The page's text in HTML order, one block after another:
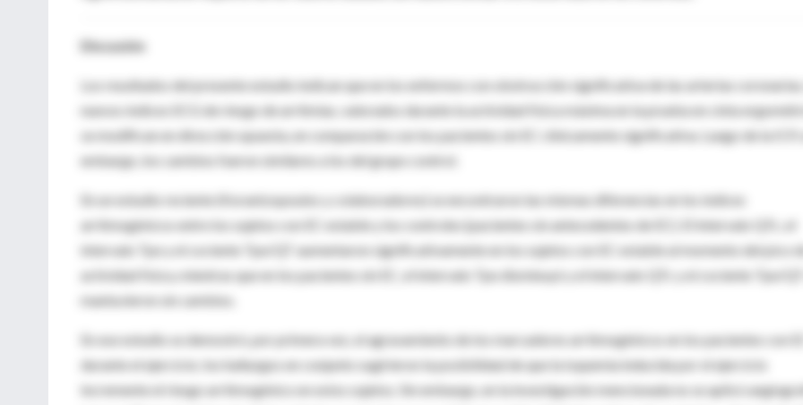
Discusión
Los resultados del presente estudio indican que en los enfermos con obstrucción significativa de las arterias coronarias,
nuevos índices ECG de riesgo de arritmias, valorados durante la actividad física máxima en la prueba en cinta
se modifican en dirección opuesta, en comparación con los pacientes sin EC clínicamente significativa. Luego de la ICP,
embargo, los cambios fueron similares a los del grupo control.
En un estudio reciente (Korantzopoulos y colaboradores) se encontraron las mismas diferencias en los índices
arritmogénicos entre los sujetos con EC estable y los controles (pacientes sin antecedentes de EC). El intervalo QTc, el
intervalo Tpe y el cociente Tpe/QT aumentaron significativamente en los sujetos con EC estable al momento del pico
actividad física, mientras que en los pacientes sin EC, el intervalo Tpe disminuyó y el intervalo QTc y el cociente Tpe/QT
mantuvieron sin cambios.
En ese estudio se demostró, por primera vez, el agravamiento de los marcadores arritmogénicos en los pacientes con EC
durante el ejercicio; los hallazgos en conjunto sugirieron la posibilidad de que la isquemia inducida por el ejercicio
incremente el riesgo arritmogénico en estos sujetos. Sin embargo, en la investigación mencionada no se aplicó